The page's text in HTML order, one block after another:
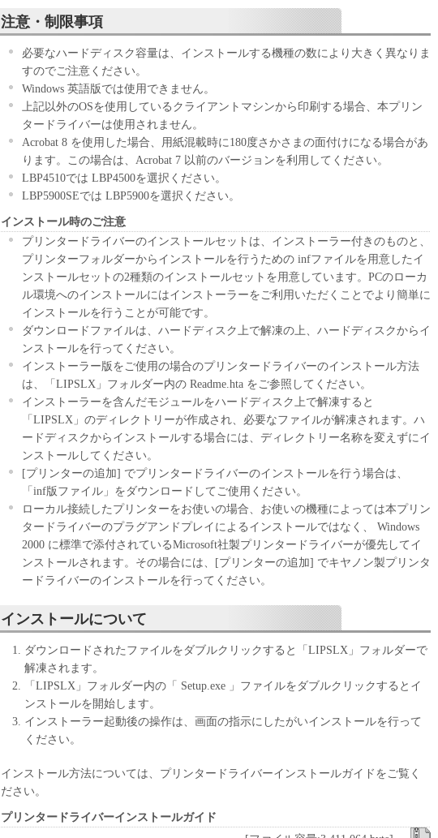
(1) キヤノンは、お客様が「キヤノン製品」を利用する目的のために、「キヤノ
ン製品」に直接またはネットワークを通じ接続される複数のコンピューター（以
下「指定機器」と言います。）において、「本ソフトウェア」を使用（本契約書
においては、「本ソフトウェア」をコンピューターの記憶媒体上にインストール
すること、またはコンピューターにおいて表示すること、アクセスすること、も
しくは実行することのいずれも含むものとします。）するための非独占的権利を
お客様に対して許諾します。お客様は、また「指定機器」にネットワークを通じ
て接続されたコンピューター上で、かかるコンピューターの使用者に対して「本
ソフトウェア」を使用させることができますが、かかるコンピューターの使用者
に本契約書上の義務および条件を遵守させるとともに、その履行に関し全責任を
負うことを条件とします。
(2) お客様は、上記(1)に基づいて「本ソフトウェア」を使用するためのバックア
ップとして、「本ソフトウェア」を１部、複製することができます。
(3) 上記(1)および(2)に定める場合を除き、キヤノンまたはキヤノンのライセンサ
ーのいかなる知的財産権も、明示たると黙示たるとを問わず、本契約書によって
お客様に譲渡あるいは許諾されるものではありません。
２．制限
(1) お客様は、再使用許諾、譲渡、販売、頒布、リースもしくは貸与その他の方
法により、第三者に「本ソフトウェア」を使用させることはできません。
(2) お客様は、「本ソフトウェア」の全部または一部を修正、改変、逆コンパイ
ル、逆アセンブル、その他リバースエンジニアリング等することはできません。
また第三者にこのような行為をさせてはなりません。
３．帰属
「本ソフトウェア」に係る権原および所有権は、その内容によりキヤノンまたは
キヤノンのライセンサーに帰属します。
４．著作権表示
お客様は、「本ソフトウェア」に含まれるキヤノンまたはキヤノンのライセンサ
ーの著作権表示を変更し、除去しもしくは削除してはなりません。
(1) 「本ソフトウェア」は、『現状のまま』の状態で使用許諾されます。キヤノ
ン、キヤノンのライセンサー、キヤノンの子会社、キヤノンの関連会社、それら
の販売代理店または販売店のいずれも、「本ソフトウェア」に関して、商品性お
よび特定の目的への適合性の保証を含め、いかなる保証も、明示たると黙示たる
とを問わず一切しないものとします。
(2) キヤノン、キヤノンのライセンサー、キヤノンの子会社、キヤノンの関連会
社、それらの販売代理店または販売店のいずれも、「本ソフトウェア」の使用ま
たは使用不能から生ずるいかなる損害（逸失利益およびその他の派生的または付
適用法で認められる限り、一切の責任を負わないものとします。たとえ、キヤノ
ン、キヤノンのライセンサー、キヤノンの子会社、キヤノンの関連会社、それら
も同様です。
注意・制限事項
必要なハードディスク容量は、インストールする機種の数により大きく異なりま
すのでご注意ください。
Windows 英語版では使用できません。
上記以外のOSを使用しているクライアントマシンから印刷する場合、本プリン
タードライバーは使用されません。
Acrobat 8 を使用した場合、用紙混載時に180度さかさまの面付けになる場合があ
ります。この場合は、Acrobat 7 以前のバージョンを利用してください。
LBP4510では LBP4500を選択ください。
LBP5900SEでは LBP5900を選択ください。
インストール時のご注意
プリンタードライバーのインストールセットは、インストーラー付きのものと、
プリンターフォルダーからインストールを行うための infファイルを用意したイ
ンストールセットの2種類のインストールセットを用意しています。PCのローカ
ル環境へのインストールにはインストーラーをご利用いただくことでより簡単に
インストールを行うことが可能です。
ダウンロードファイルは、ハードディスク上で解凍の上、ハードディスクからイ
ンストールを行ってください。
インストーラー版をご使用の場合のプリンタードライバーのインストール方法
は、「LIPSLX」フォルダー内の Readme.hta をご参照してください。
インストーラーを含んだモジュールをハードディスク上で解凍すると
「LIPSLX」のディレクトリーが作成され、必要なファイルが解凍されます。ハ
ードディスクからインストールする場合には、ディレクトリー名称を変えずにイ
ンストールしてください。
[プリンターの追加] でプリンタードライバーのインストールを行う場合は、
「inf版ファイル」をダウンロードしてご使用ください。
ローカル接続したプリンターをお使いの場合、お使いの機種によっては本プリン
タードライバーのプラグアンドプレイによるインストールではなく、 Windows
2000 に標準で添付されているMicrosoft社製プリンタードライバーが優先してイ
ンストールされます。その場合には、[プリンターの追加] でキヤノン製プリンタ
ードライバーのインストールを行ってください。
インストールについて
ダウンロードされたファイルをダブルクリックすると「LIPSLX」フォルダーで
解凍されます。
「LIPSLX」フォルダー内の「 Setup.exe 」ファイルをダブルクリックするとイ
ンストールを開始します。
インストーラー起動後の操作は、画面の指示にしたがいインストールを行って
ください。
インストール方法については、プリンタードライバーインストールガイドをご覧く
ださい。
プリンタードライバーインストールガイド